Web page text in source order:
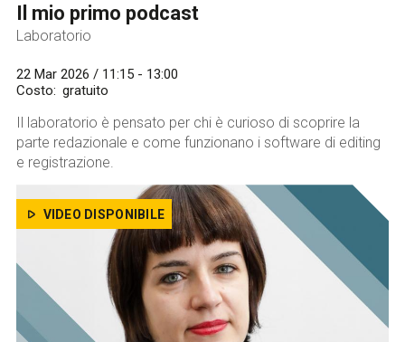
Il mio primo podcast
Laboratorio
22 Mar 2026 / 11:15 - 13:00
Costo
gratuito
Il laboratorio è pensato per chi è curioso di scoprire la
parte redazionale e come funzionano i software di editing
e registrazione.
VIDEO DISPONIBILE